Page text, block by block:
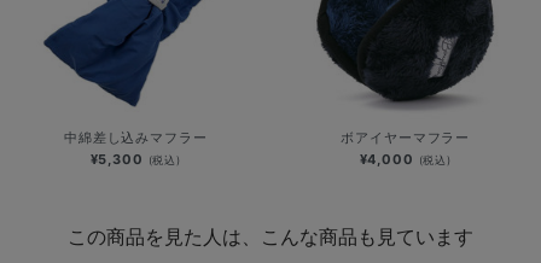
中綿差し込みマフラー
¥5,300 (税込)
ボアイヤーマフラー
¥4,000 (税込)
この商品を見た人は、こんな商品も見ています